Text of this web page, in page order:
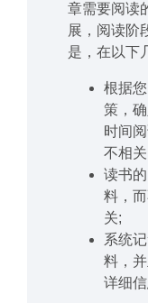
章需要阅读
展，阅读阶
是，在以下
根据
策，
时间
不相
读书
料，
关;
系统
料，
详细